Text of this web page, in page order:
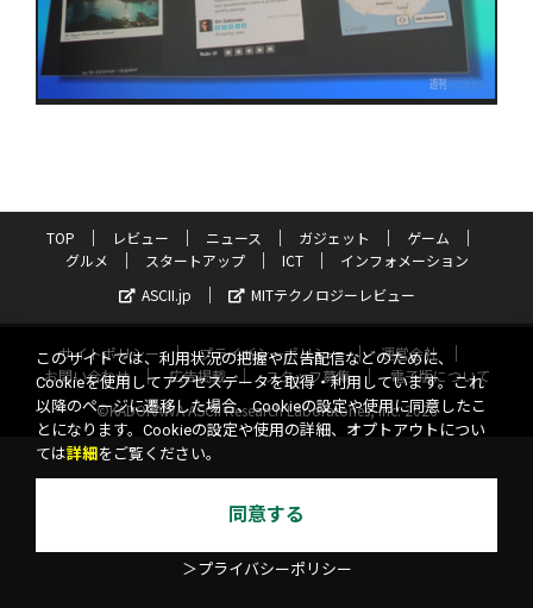
TOP レビュー ニュース ガジェット
ゲーム
グルメ
スタートアップ ICT
インフォメーション
ASCII.jp
MITテクノロジーレビュー
サイトポリシー プライバシーポリシー
運営会社
お問い合わせ
広告掲載 スタッフ募集
電子版について
©KADOKAWA ASCII Research Laboratories, Inc. 2026
このサイトでは、利用状況の把握や広告配信などのために、
Cookieを使用してアクセスデータを取得・利用しています。これ
以降のページに遷移した場合、Cookieの設定や使用に同意したこ
とになります。Cookieの設定や使用の詳細、オプトアウトについ
ては詳細 をご覧ください。
同意する
＞プライバシーポリシー